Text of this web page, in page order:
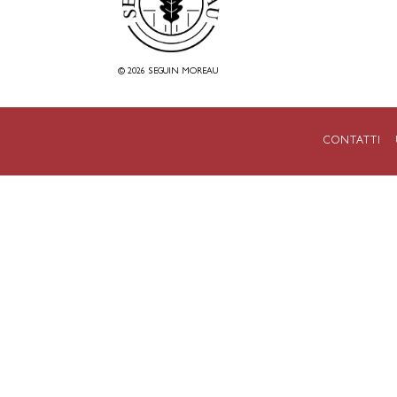
© 2026 SEGUIN MOREAU
CONTATTI